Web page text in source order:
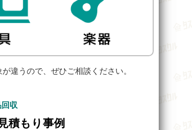
違うので、ぜひご相談ください。
収
積もり事例